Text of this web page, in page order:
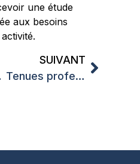
une étude
aux besoins
entreprise
SUIVANT
Tenues professionnelles personnalisées BTP : l’équipement vestimentaire qui valorise vos équipes sur chantier